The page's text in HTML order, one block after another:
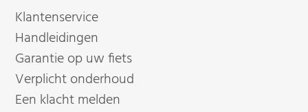
Klantenservice
Handleidingen
Garantie op uw fiets
Verplicht onderhoud
Een klacht melden